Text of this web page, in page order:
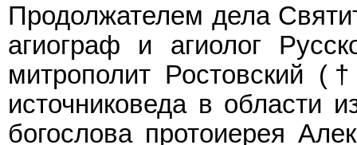
Продолжателем дела
агиограф и агиолог
митрополит Ростовский
источниковеда в области
богослова протоиерея